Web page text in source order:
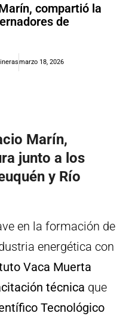
compartió la
de
marzo 18, 2026
Marín,
junto a los
y Río
en la formación de
energética con
Vaca Muerta
técnica que
Tecnológico